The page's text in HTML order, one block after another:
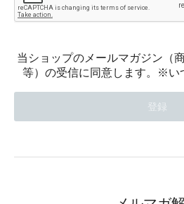
当ショップのメールマガジン（
等）の受信に同意します。※い